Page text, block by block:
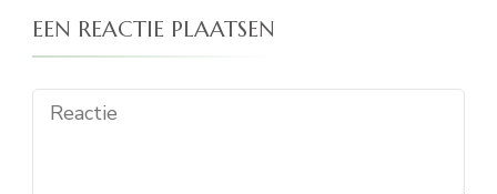
EEN REACTIE PLAATSEN